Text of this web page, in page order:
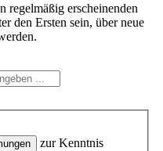
regelmäßig erscheinenden
den Ersten sein, über neue
zur Kenntnis